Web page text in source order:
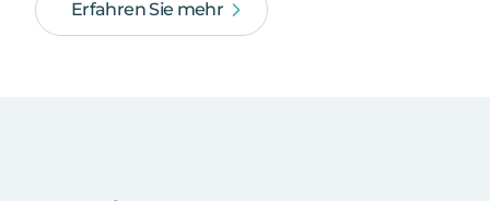
Erfahren Sie mehr